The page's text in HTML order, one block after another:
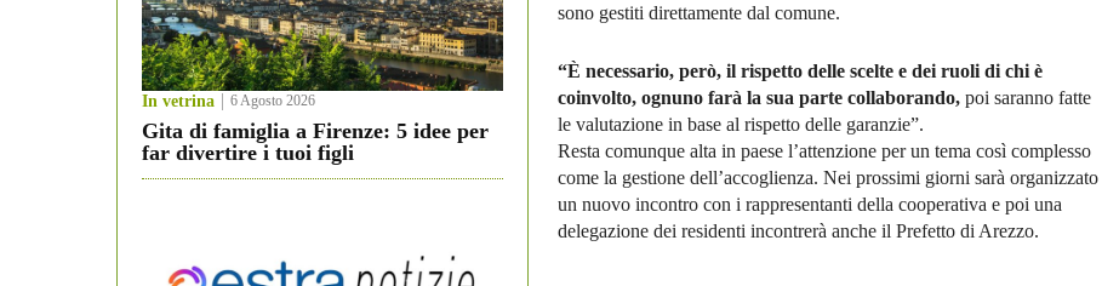
In vetrina 6 Agosto 2026
Gita di famiglia a Firenze: 5 idee per
far divertire i tuoi figli
sono gestiti direttamente dal comune.
“È necessario, però, il rispetto delle scelte e dei ruoli di chi è
coinvolto, ognuno farà la sua parte collaborando, poi saranno fatte
le valutazione in base al rispetto delle garanzie”.
Resta comunque alta in paese l’attenzione per un tema così complesso
come la gestione dell’accoglienza. Nei prossimi giorni sarà organizzato
un nuovo incontro con i rappresentanti della cooperativa e poi una
delegazione dei residenti incontrerà anche il Prefetto di Arezzo.